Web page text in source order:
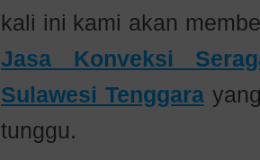
kali ini kami akan
Jasa Konveksi
Sulawesi Tenggara
tunggu.